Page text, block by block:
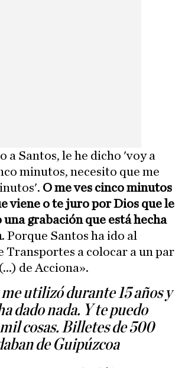
a Santos, le he dicho 'voy a
minutos, necesito que me
O me ves cinco minutos
viene o te juro por Dios que le
grabación que está hecha
. Porque Santos ha ido al
Transportes a colocar a un par
de Acciona».
utilizó durante 15 años y
dado nada. Y te puedo
cosas. Billetes de 500
de Guipúzcoa